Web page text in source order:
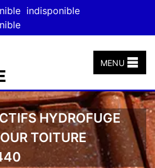
indisponible
MENU
HYDROFUGE
TOITURE